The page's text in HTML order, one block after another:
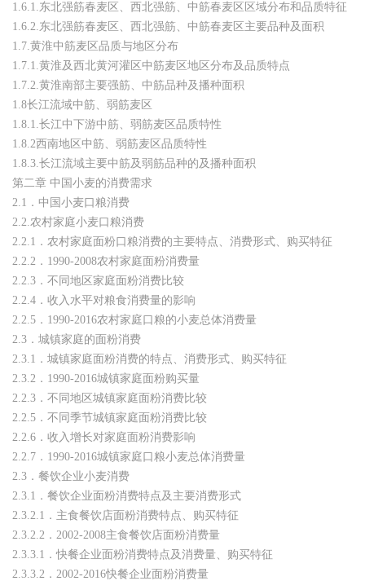
1.6.1.东北强筋春麦区、西北强筋、中筋春麦区区域分布和品质特征
1.6.2.东北强筋春麦区、西北强筋、中筋春麦区主要品种及面积
1.7.黄淮中筋麦区品质与地区分布
1.7.1.黄淮及西北黄河灌区中筋麦区地区分布及品质特点
1.7.2.黄淮南部主要强筋、中筋品种及播种面积
1.8长江流域中筋、弱筋麦区
1.8.1.长江中下游中筋、弱筋麦区品质特性
1.8.2西南地区中筋、弱筋麦区品质特性
1.8.3.长江流域主要中筋及弱筋品种的及播种面积
第二章 中国小麦的消费需求
2.1．中国小麦口粮消费
2.2.农村家庭小麦口粮消费
2.2.1．农村家庭面粉口粮消费的主要特点、消费形式、购买特征
2.2.2．1990-2008农村家庭面粉消费量
2.2.3．不同地区家庭面粉消费比较
2.2.4．收入水平对粮食消费量的影响
2.2.5．1990-2016农村家庭口粮的小麦总体消费量
2.3．城镇家庭的面粉消费
2.3.1．城镇家庭面粉消费的特点、消费形式、购买特征
2.3.2．1990-2016城镇家庭面粉购买量
2.2.3．不同地区城镇家庭面粉消费比较
2.2.5．不同季节城镇家庭面粉消费比较
2.2.6．收入增长对家庭面粉消费影响
2.2.7．1990-2016城镇家庭口粮小麦总体消费量
2.3．餐饮企业小麦消费
2.3.1．餐饮企业面粉消费特点及主要消费形式
2.3.2.1．主食餐饮店面粉消费特点、购买特征
2.3.2.2．2002-2008主食餐饮店面粉消费量
2.3.3.1．快餐企业面粉消费特点及消费量、购买特征
2.3.3.2．2002-2016快餐企业面粉消费量